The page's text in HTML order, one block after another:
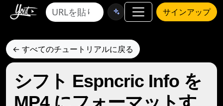
サインアップ
← すべてのチュートリアルに戻る
シフト Espncric Info を